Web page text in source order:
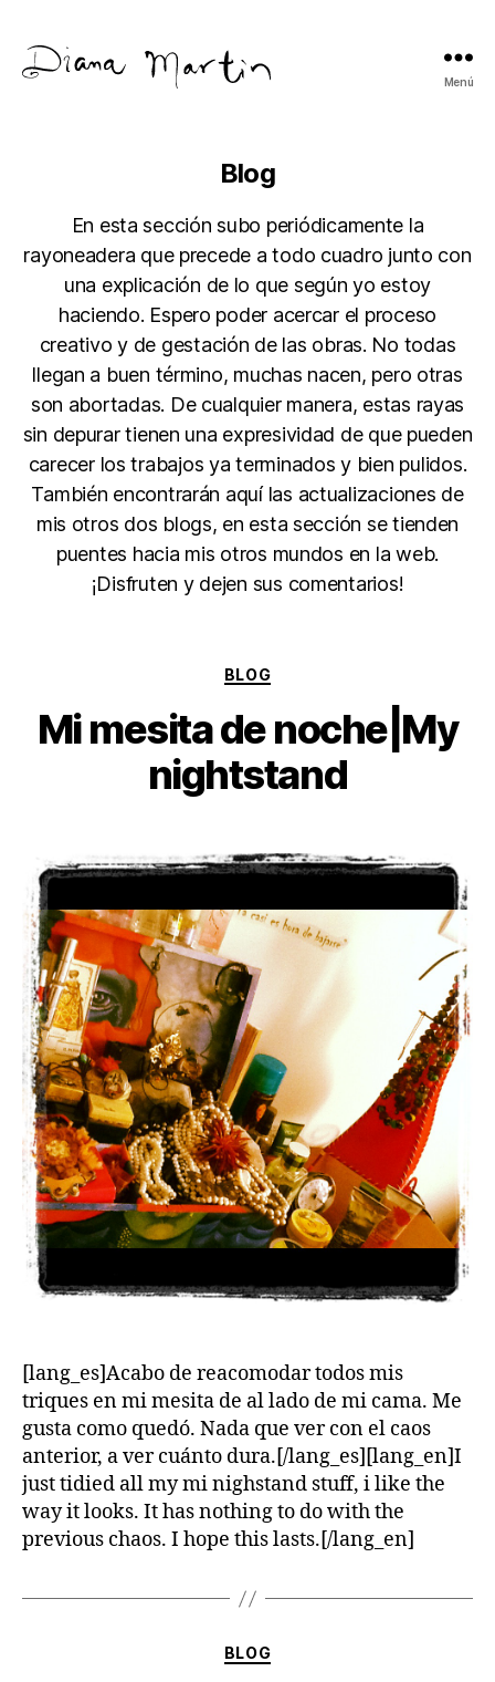
Menú
Blog
En esta sección subo periódicamente la
rayoneadera que precede a todo cuadro junto con
una explicación de lo que según yo estoy
haciendo. Espero poder acercar el proceso
creativo y de gestación de las obras. No todas
llegan a buen término, muchas nacen, pero otras
son abortadas. De cualquier manera, estas rayas
sin depurar tienen una expresividad de que pueden
carecer los trabajos ya terminados y bien pulidos.
También encontrarán aquí las actualizaciones de
mis otros dos blogs, en esta sección se tienden
puentes hacia mis otros mundos en la web.
¡Disfruten y dejen sus comentarios!
Categorías
BLOG
Mi mesita de noche|My
nightstand
[lang_es]Acabo de reacomodar todos mis
triques en mi mesita de al lado de mi cama. Me
gusta como quedó. Nada que ver con el caos
anterior, a ver cuánto dura.[/lang_es][lang_en]I
just tidied all my mi nighstand stuff, i like the
way it looks. It has nothing to do with the
previous chaos. I hope this lasts.[/lang_en]
Categorías
BLOG